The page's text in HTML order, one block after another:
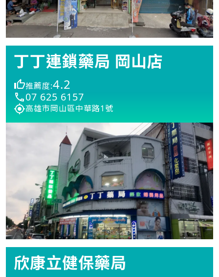
丁丁連鎖藥局 岡山店
推薦度:4.2
07 625 6157
高雄市岡山區中華路1號
欣康立健保藥局